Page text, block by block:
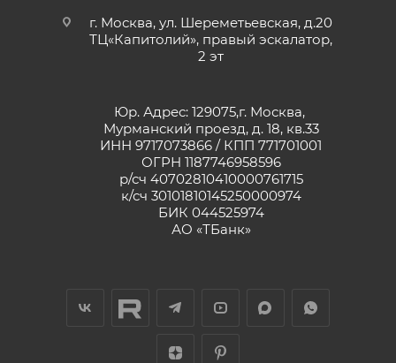
г. Москва, ул. Шереметьевская, д.20
ТЦ«Капитолий», правый эскалатор,
2 эт
Юр. Адрес: 129075,г. Москва,
Мурманский проезд, д. 18, кв.33
ИНН 9717073866 / КПП 771701001
ОГРН 1187746958596
р/сч 40702810410000761715
к/сч 30101810145250000974
БИК 044525974
АО «ТБанк»